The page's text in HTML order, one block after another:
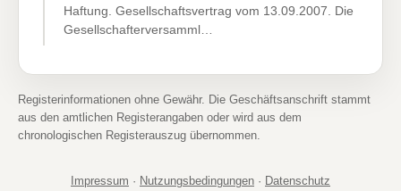
Haftung. Gesellschaftsvertrag vom 13.09.2007. Die
Gesellschafterversamml…
Registerinformationen ohne Gewähr. Die Geschäftsanschrift stammt
aus den amtlichen Registerangaben oder wird aus dem
chronologischen Registerauszug übernommen.
Impressum · Nutzungsbedingungen · Datenschutz